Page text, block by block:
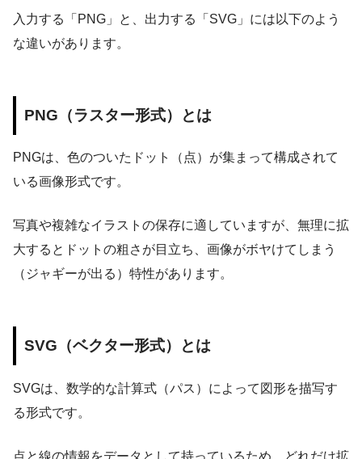
入力する「PNG」と、出力する「SVG」には以下のよう
な違いがあります。
PNG（ラスター形式）とは
PNGは、色のついたドット（点）が集まって構成されて
いる画像形式です。
写真や複雑なイラストの保存に適していますが、無理に拡
大するとドットの粗さが目立ち、画像がボヤけてしまう
（ジャギーが出る）特性があります。
SVG（ベクター形式）とは
SVGは、数学的な計算式（パス）によって図形を描写す
る形式です。
点と線の情報をデータとして持っているため、どれだけ拡